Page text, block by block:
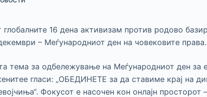
глобалните 16 дена активизам против родово
– Меѓународниот ден на човековите права.
тема за одбележување на Меѓународниот ден за
гласи: „ОБЕДИНЕТЕ за да ставиме крај на
Фокусот е насочен кон онлајн просторот